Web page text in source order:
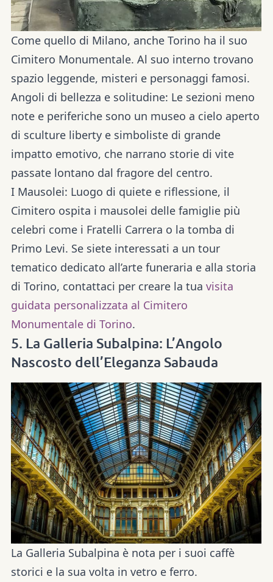
Come quello di Milano, anche Torino ha il suo
Cimitero Monumentale. Al suo interno trovano
spazio leggende, misteri e personaggi famosi.
Angoli di bellezza e solitudine: Le sezioni meno
note e periferiche sono un museo a cielo aperto
di sculture liberty e simboliste di grande
impatto emotivo, che narrano storie di vite
passate lontano dal fragore del centro.
I Mausolei: Luogo di quiete e riflessione, il
Cimitero ospita i mausolei delle famiglie più
celebri come i Fratelli Carrera o la tomba di
Primo Levi. Se siete interessati a un tour
tematico dedicato all’arte funeraria e alla storia
di Torino, contattaci per creare la tua visita
guidata personalizzata al Cimitero
Monumentale di Torino.
5. La Galleria Subalpina: L’Angolo
Nascosto dell’Eleganza Sabauda
La Galleria Subalpina è nota per i suoi caffè
storici e la sua volta in vetro e ferro.